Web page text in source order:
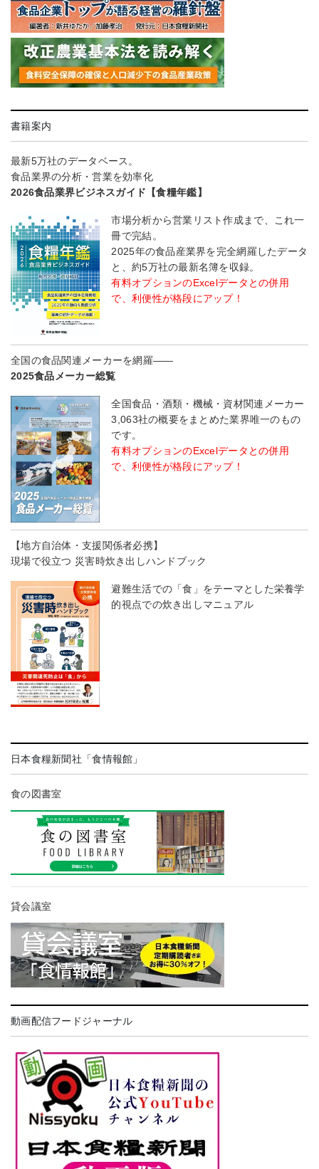
書籍案内
最新5万社のデータベース。
食品業界の分析・営業を効率化
2026食品業界ビジネスガイド【食糧年鑑】
市場分析から営業リスト作成まで、これ一
冊で完結。
2025年の食品産業界を完全網羅したデータ
と、約5万社の最新名簿を収録。
有料オプションのExcelデータとの併用
で、利便性が格段にアップ！
全国の食品関連メーカーを網羅――
2025食品メーカー総覧
全国食品・酒類・機械・資材関連メーカー
3,063社の概要をまとめた業界唯一のもの
です。
有料オプションのExcelデータとの併用
で、利便性が格段にアップ！
【地方自治体・支援関係者必携】
現場で役立つ 災害時炊き出しハンドブック
避難生活での「食」をテーマとした栄養学
的視点での炊き出しマニュアル
日本食糧新聞社「食情報館」
食の図書室
貸会議室
動画配信フードジャーナル